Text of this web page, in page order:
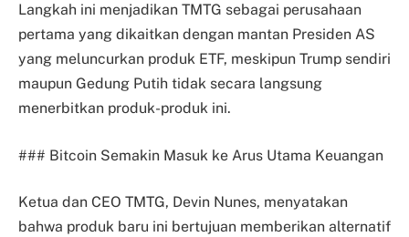
Langkah ini menjadikan TMTG sebagai perusahaan
pertama yang dikaitkan dengan mantan Presiden AS
yang meluncurkan produk ETF, meskipun Trump sendiri
maupun Gedung Putih tidak secara langsung
menerbitkan produk-produk ini.
### Bitcoin Semakin Masuk ke Arus Utama Keuangan
Ketua dan CEO TMTG, Devin Nunes, menyatakan
bahwa produk baru ini bertujuan memberikan alternatif